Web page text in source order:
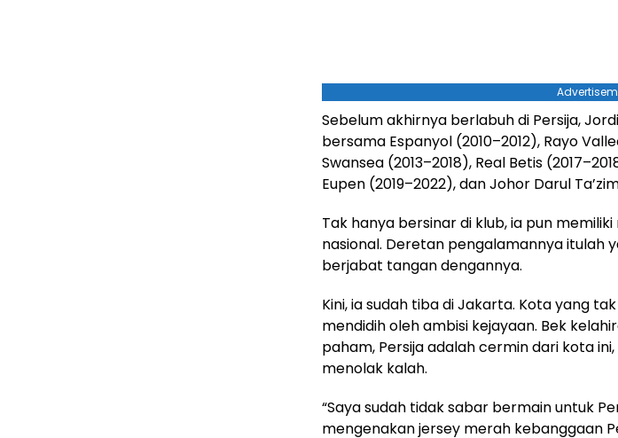
Sebelum akhirnya berlabuh di Persija,
bersama Espanyol (2010–2012), Rayo
Swansea (2013–2018), Real Betis
Eupen (2019–2022), dan Johor Darul
Tak hanya bersinar di klub, ia pun
nasional. Deretan pengalamannya itulah
berjabat tangan dengannya.
Kini, ia sudah tiba di Jakarta. Kota yang
mendidih oleh ambisi kejayaan. Bek
paham, Persija adalah cermin dari kota
menolak kalah.
“Saya sudah tidak sabar bermain untuk
mengenakan jersey merah kebanggaan